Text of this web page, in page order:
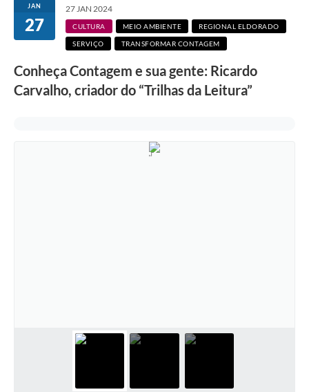
JAN
27
27 JAN 2024
CULTURA MEIO AMBIENTE REGIONAL ELDORADO
SERVIÇO TRANSFORMAR CONTAGEM
Conheça Contagem e sua gente: Ricardo
Carvalho, criador do “Trilhas da Leitura”